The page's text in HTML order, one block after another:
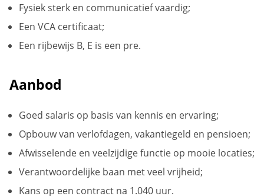
Fysiek sterk en communicatief vaardig;
Een VCA certificaat;
Een rijbewijs B, E is een pre.
Aanbod
Goed salaris op basis van kennis en ervaring;
Opbouw van verlofdagen, vakantiegeld en pensioen;
Afwisselende en veelzijdige functie op mooie locaties;
Verantwoordelijke baan met veel vrijheid;
Kans op een contract na 1.040 uur.